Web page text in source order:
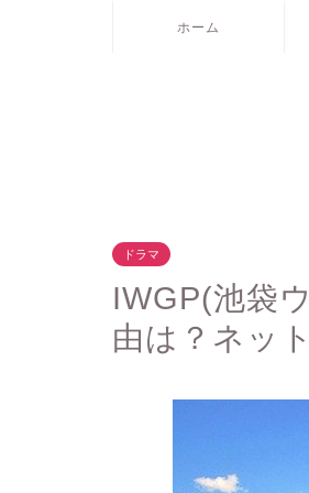
ホーム
ドラマ
IWGP(池袋
由は？ネッ